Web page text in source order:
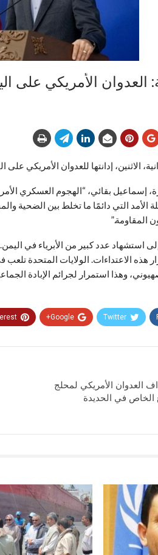
العدوان الأمريكي على
الاثنين، إدانتها للعدوان الأمريكي على
إسماعيل بقائي، “الهجوم العسكري
الأمد التي دائمًا ما تخلط بين الضحية
المقاومة.”
استشهاد عدد كبير من الأبرياء في
هذه الاعتداءات. الولايات المتحدة
وهذا استمرار لجرائم الإبادة
Twitter
Google+
العدوان الأمريكي لمحلج
الخاص في الحديدة